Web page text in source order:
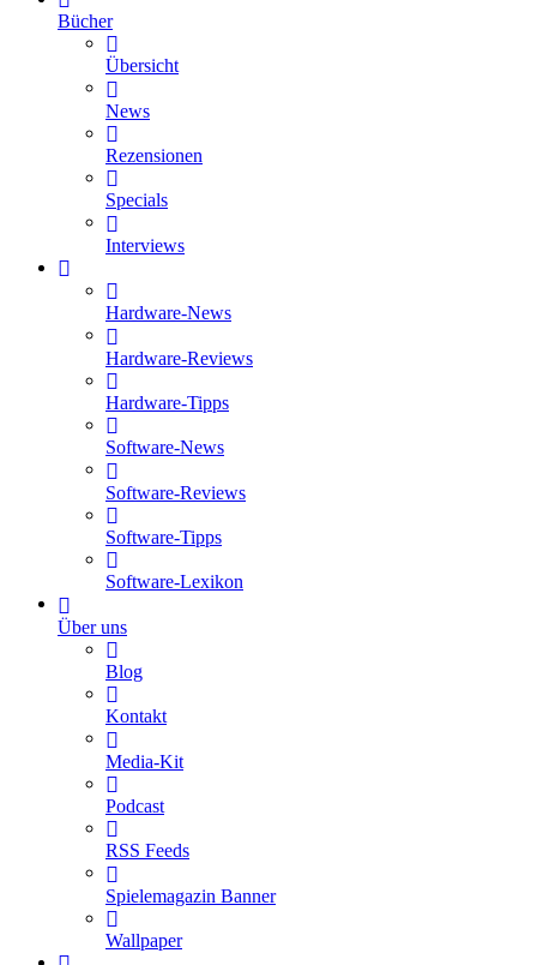
Bücher
Übersicht
News
Rezensionen
Specials
Interviews
Hardware-News
Hardware-Reviews
Hardware-Tipps
Software-News
Software-Reviews
Software-Tipps
Software-Lexikon
Über uns
Blog
Kontakt
Media-Kit
Podcast
RSS Feeds
Spielemagazin Banner
Wallpaper